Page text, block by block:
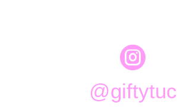

@giftytuc